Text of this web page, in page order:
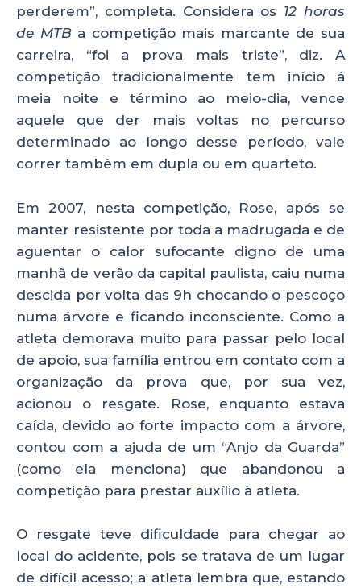
perderem”, completa. Considera os 12 horas
de MTB a competição mais marcante de sua
carreira, “foi a prova mais triste”, diz. A
competição tradicionalmente tem início à
meia noite e término ao meio-dia, vence
aquele que der mais voltas no percurso
determinado ao longo desse período, vale
correr também em dupla ou em quarteto.
Em 2007, nesta competição, Rose, após se
manter resistente por toda a madrugada e de
aguentar o calor sufocante digno de uma
manhã de verão da capital paulista, caiu numa
descida por volta das 9h chocando o pescoço
numa árvore e ficando inconsciente. Como a
atleta demorava muito para passar pelo local
de apoio, sua família entrou em contato com a
organização da prova que, por sua vez,
acionou o resgate. Rose, enquanto estava
caída, devido ao forte impacto com a árvore,
contou com a ajuda de um “Anjo da Guarda”
(como ela menciona) que abandonou a
competição para prestar auxílio à atleta.
O resgate teve dificuldade para chegar ao
local do acidente, pois se tratava de um lugar
de difícil acesso; a atleta lembra que, estando